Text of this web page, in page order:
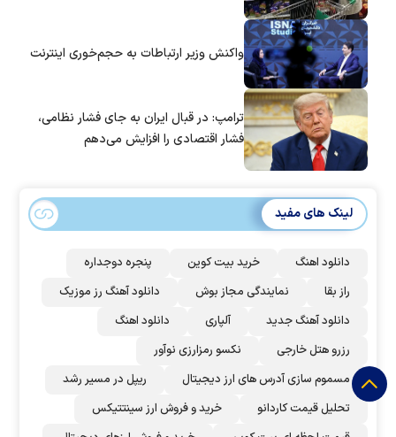
واکنش وزیر ارتباطات به حجم‌خوری اینترنت
ترامپ: در قبال ایران به جای فشار نظامی،
فشار اقتصادی را افزایش می‌دهم
لینک های مفید
دانلود اهنگ خرید بیت کوین
پنجره دوجداره
راز بقا
نمایندگی مجاز بوش
دانلود آهنگ رز‌ موزیک
دانلود آهنگ جدید
آلپاری
دانلود اهنگ
رزرو هتل خارجی
نکسو رمزارزی نوآور
مسموم سازی آدرس های ارز دیجیتال
ریپل در مسیر رشد
تحلیل قیمت کاردانو
خرید و فروش ارز سینتتیکس